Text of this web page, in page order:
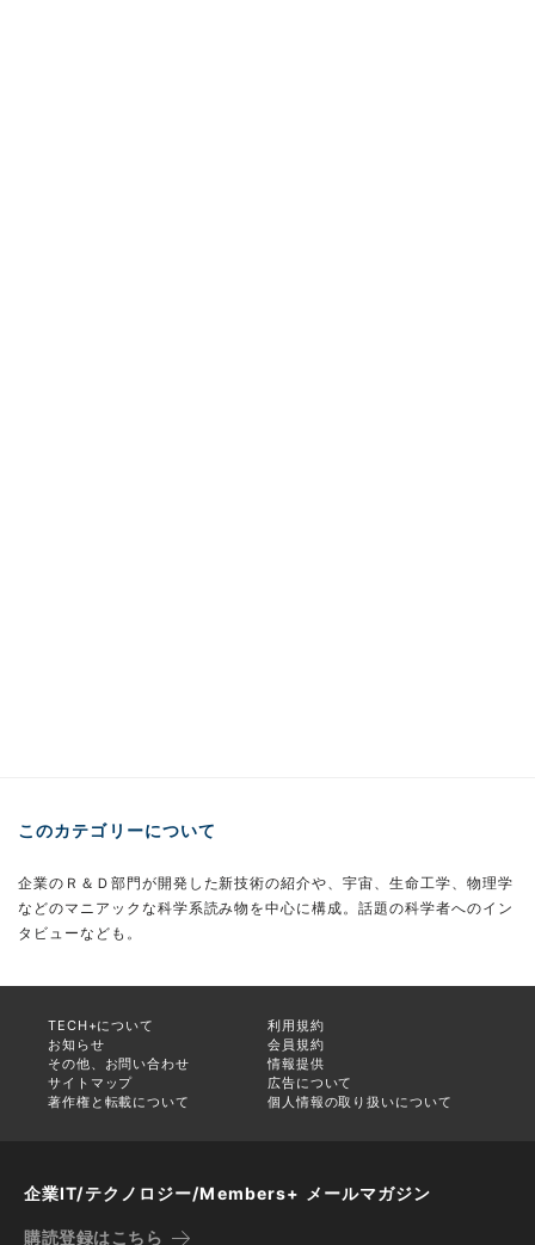
このカテゴリーについて
企業のＲ＆Ｄ部門が開発した新技術の紹介や、宇宙、生命工学、物理学
などのマニアックな科学系読み物を中心に構成。話題の科学者へのイン
タビューなども。
TECH+について
利用規約
お知らせ
会員規約
その他、お問い合わせ
情報提供
サイトマップ
広告について
著作権と転載について
個人情報の取り扱いについて
企業IT/テクノロジー/Members+ メールマガジン
購読登録はこちら